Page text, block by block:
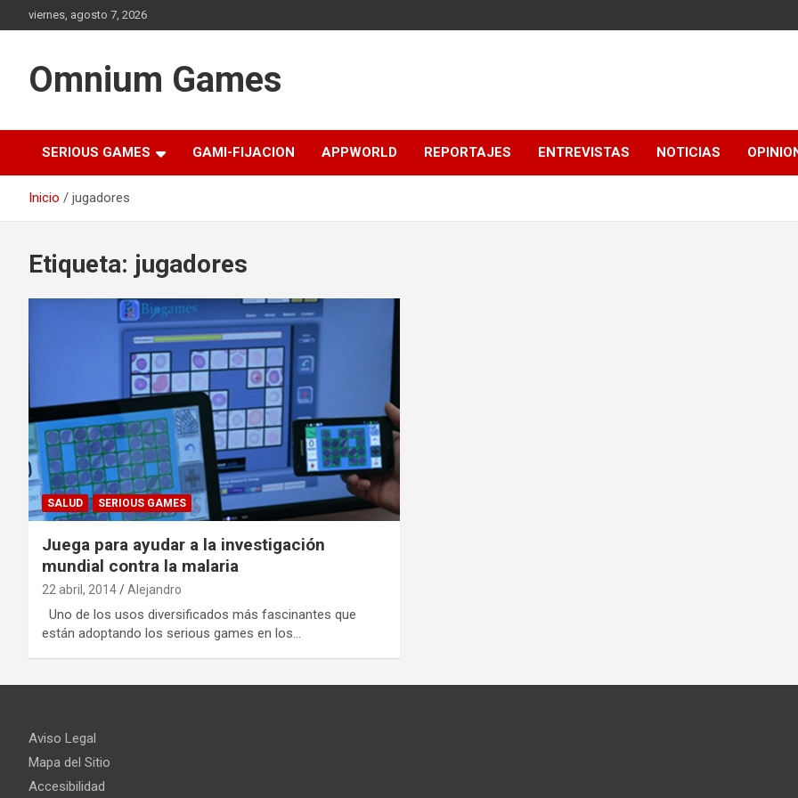
al
viernes, agosto 7, 2026
Omnium Games
SERIOUS GAMES GAMI-FIJACION APPWORLD REPORTAJES ENTREVISTAS NOTICIAS
Inicio jugadores
Etiqueta: jugadores
SALUD SERIOUS GAMES
Juega para ayudar a la investigación
mundial contra la malaria
22 abril, 2014 Alejandro
Uno de los usos diversificados más fascinantes que
están adoptando los serious games en los…
Aviso Legal
Mapa del Sitio
Accesibilidad